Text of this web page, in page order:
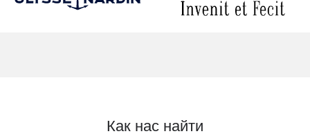
Как нас найти